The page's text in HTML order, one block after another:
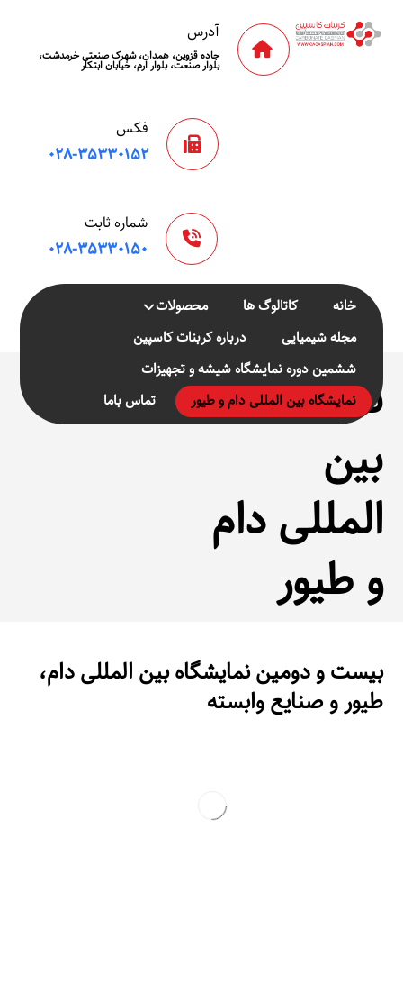
آدرس
جاده قزوین، همدان، شهرک صنعتی خرمدشت،
بلوار صنعت، بلوار ارم، خیابان ابتکار
فکس
۰۲۸-۳۵۳۳۰۱۵۲
شماره ثابت
۰۲۸-۳۵۳۳۰۱۵۰
خانه کاتالوگ ها
محصولات
مجله شیمیایی
درباره کربنات کاسپین
ششمین دوره نمایشگاه شیشه و تجهیزات
نمایشگاه بین المللی دام و طیور
تماس باما
نمایشگاه
بین
المللی دام
و طیور
بیست و دومین نمایشگاه بین المللی دام،
طیور و صنایع وابسته